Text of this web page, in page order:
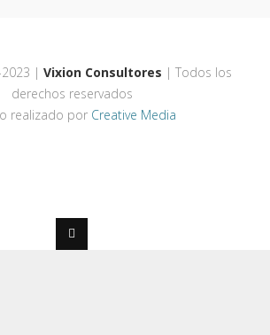
| Vixion Consultores | Todos los
derechos reservados
realizado por Creative Media